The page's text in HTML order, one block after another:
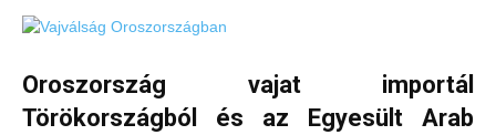
Oroszország vajat importál
Törökországból és az Egyesült Arab